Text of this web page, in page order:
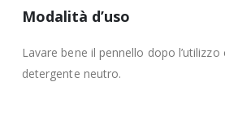
Modalità d’uso
Lavare bene il pennello dopo l’utilizzo
detergente neutro.